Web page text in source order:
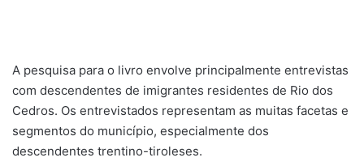
A pesquisa para o livro envolve principalmente entrevistas
com descendentes de imigrantes residentes de Rio dos
Cedros. Os entrevistados representam as muitas facetas e
segmentos do município, especialmente dos
descendentes trentino-tiroleses.